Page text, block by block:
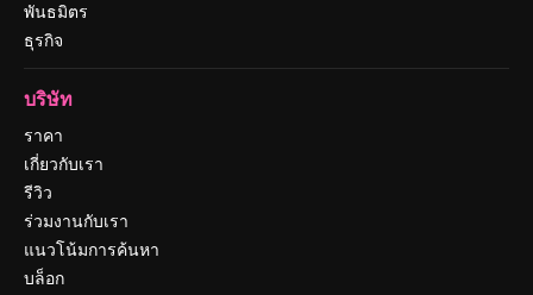
พันธมิตร
ธุรกิจ
บริษัท
ราคา
เกี่ยวกับเรา
รีวิว
ร่วมงานกับเรา
แนวโน้มการค้นหา
บล็อก